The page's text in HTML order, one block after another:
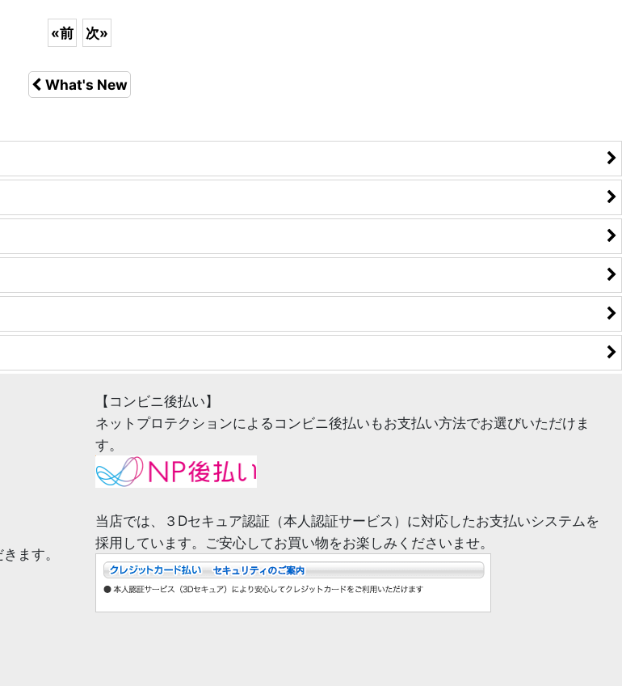
«前 次»
What's New
ます。
【コンビニ後払い】
ネットプロテクションによるコンビニ後払いもお支払い方法でお選びいただけま
す。
当店では、３Dセキュア認証（本人認証サービス）に対応したお支払いシステムを
採用しています。ご安心してお買い物をお楽しみくださいませ。